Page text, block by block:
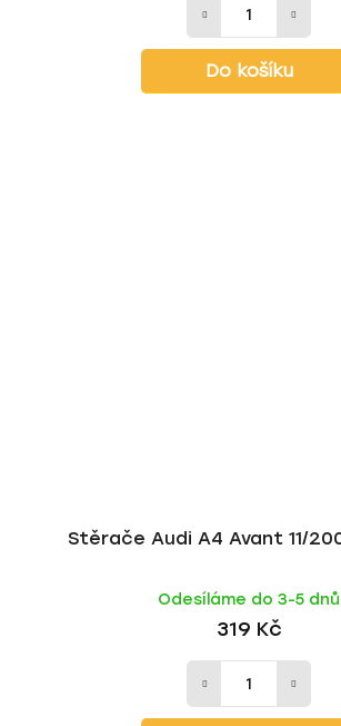
Do košíku
Stěrače Audi A4 Avant 11/
Odesíláme do 3-5 dnů
319 Kč